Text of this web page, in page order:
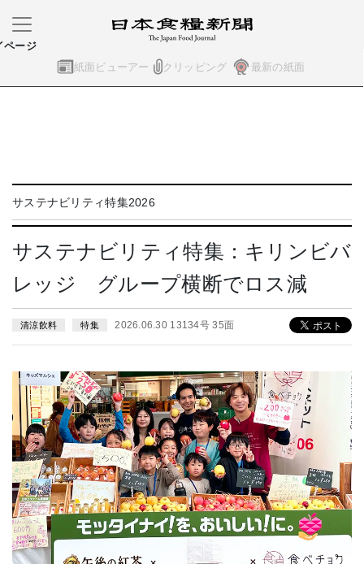
紙面ビューアー クリッピング 最新の紙面
ページ
サステナビリティ特集2026
サステナビリティ特集：キリンビバ
レッジ グループ横断でロス減
清涼飲料 特集 2026.06.30 13134号 35面